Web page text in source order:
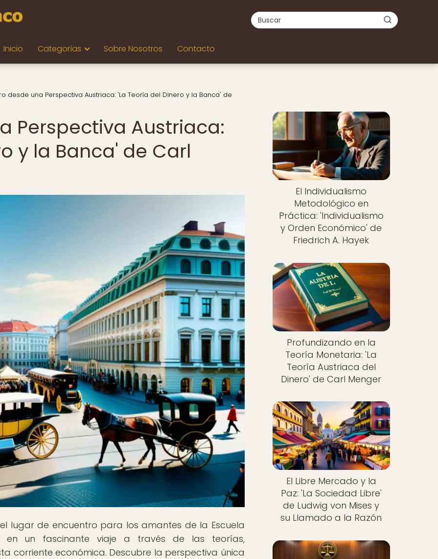
Inicio Categorías Sobre Nosotros Contacto
desde una Perspectiva Austriaca: 'La Teoría del Dinero y la Banca' de
Perspectiva Austriaca:
y la Banca' de Carl
lugar de encuentro para los amantes de la Escuela
en un fascinante viaje a través de las teorías,
corriente económica. Descubre la perspectiva única
El Individualismo
Metodológico en
Práctica: 'Individualismo
y Orden Económico' de
Friedrich A. Hayek
Profundizando en la
Teoría Monetaria: 'La
Teoría Austriaca del
Dinero' de Carl Menger
El Libre Mercado y la
Paz: 'La Sociedad Libre'
de Ludwig von Mises y
su Llamado a la Razón